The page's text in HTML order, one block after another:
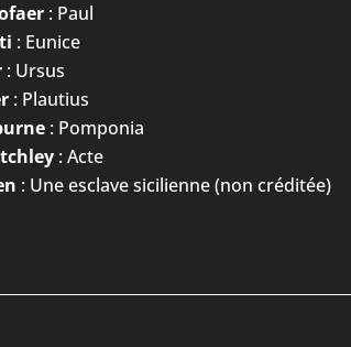
: Paul
: Eunice
: Ursus
: Plautius
: Pomponia
: Acte
: Une esclave sicilienne (non créditée)